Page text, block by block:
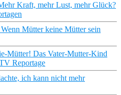
Kraft, mehr Lust, mehr Glück?
Mütter keine Mütter sein
Mütter! Das Vater-Mutter-Kind
Reportage
ich kann nicht mehr